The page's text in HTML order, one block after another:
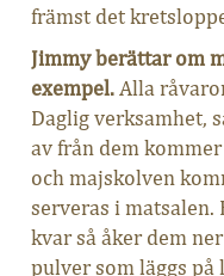
främst det
Jimmy berättar om
exempel. Alla
Daglig verksamhet,
av från dem
och majskolven
serveras i
kvar så åker dem
pulver som läggs